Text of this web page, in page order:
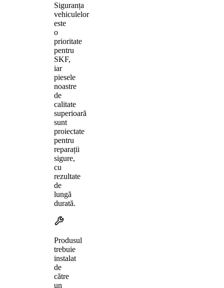
Siguranța
vehiculelor
este
o
prioritate
pentru
SKF,
iar
piesele
noastre
de
calitate
superioară
sunt
proiectate
pentru
reparații
sigure,
cu
rezultate
de
lungă
durată.
Produsul
trebuie
instalat
de
către
un